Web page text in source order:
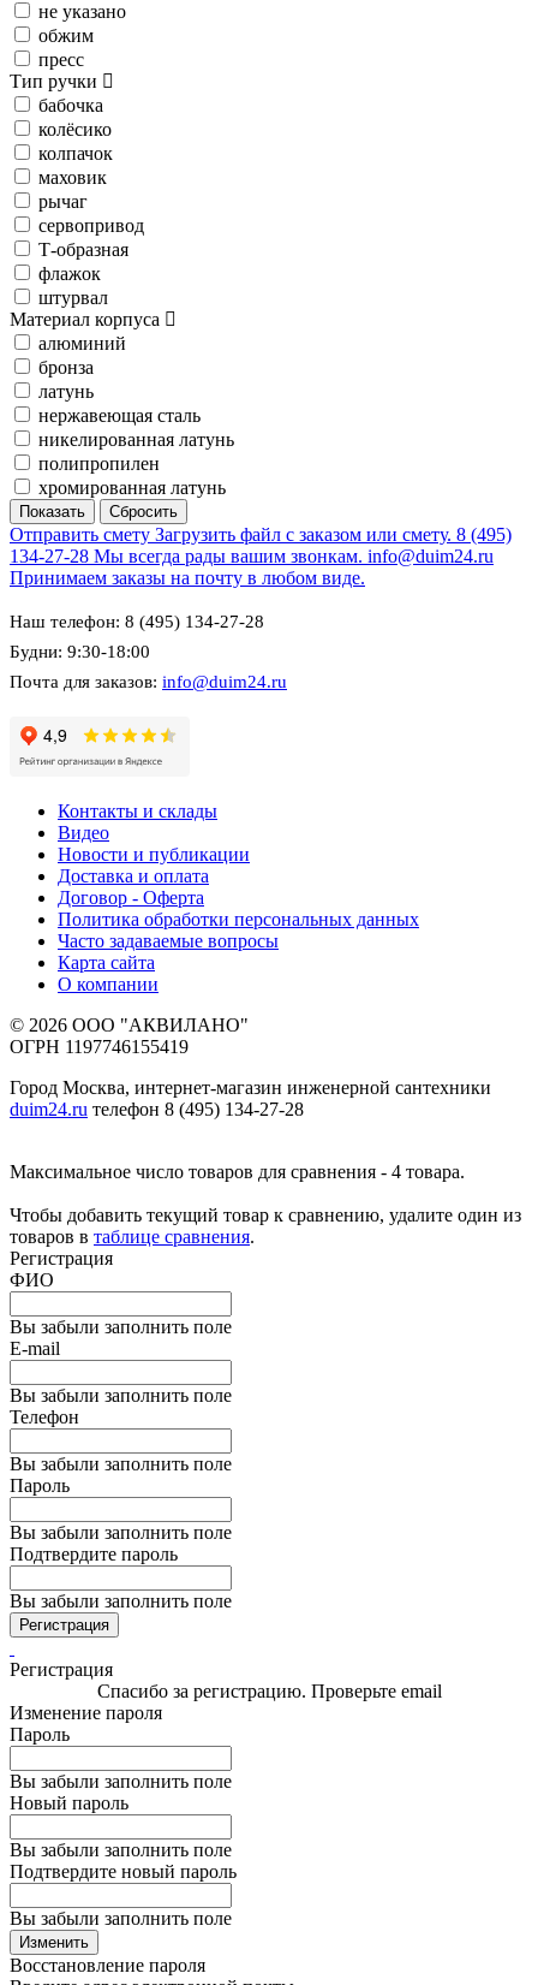
не указано
обжим
пресс
Тип ручки
бабочка
колёсико
колпачок
маховик
рычаг
сервопривод
Т-образная
флажок
штурвал
Материал корпуса
алюминий
бронза
латунь
нержавеющая сталь
никелированная латунь
полипропилен
хромированная латунь
Отправить смету Загрузить файл с заказом или смету. 8 (495)
134-27-28 Мы всегда рады вашим звонкам. info@duim24.ru
Принимаем заказы на почту в любом виде.
Наш телефон: 8 (495) 134-27-28
Будни: 9:30-18:00
Почта для заказов: info@duim24.ru
Контакты и склады
Видео
Новости и публикации
Доставка и оплата
Договор - Оферта
Политика обработки персональных данных
Часто задаваемые вопросы
Карта сайта
О компании
© 2026 ООО "АКВИЛАНО"
ОГРН 1197746155419
Город Москва, интернет-магазин инженерной сантехники
duim24.ru телефон 8 (495) 134-27-28
Максимальное число товаров для сравнения - 4 товара.
Чтобы добавить текущий товар к сравнению, удалите один из
товаров в таблице сравнения.
Регистрация
ФИО
Вы забыли заполнить поле
E-mail
Вы забыли заполнить поле
Телефон
Вы забыли заполнить поле
Пароль
Вы забыли заполнить поле
Подтвердите пароль
Вы забыли заполнить поле
Регистрация
Регистрация
Спасибо за регистрацию. Проверьте email
Изменение пароля
Пароль
Вы забыли заполнить поле
Новый пароль
Вы забыли заполнить поле
Подтвердите новый пароль
Вы забыли заполнить поле
Изменить
Восстановление пароля